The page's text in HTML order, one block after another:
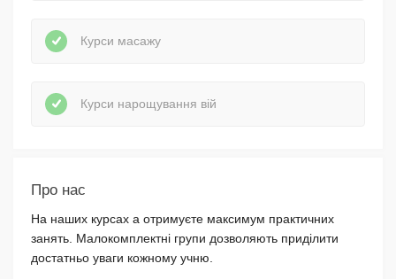
Курси масажу
Курси нарощування вій
Про нас
На наших курсах а отримуєте максимум практичних
занять. Малокомплектні групи дозволяють приділити
достатньо уваги кожному учню.